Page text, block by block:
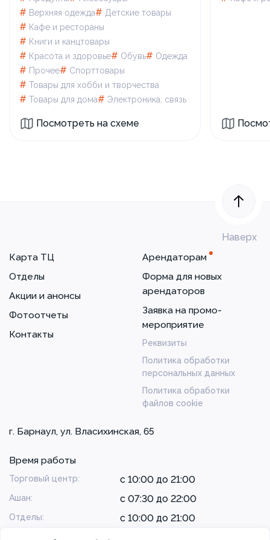
# Верхняя одежда# Детские товары
# Кафе и рестораны
# Книги и канцтовары
# Красота и здоровье# Обувь# Одежда
# Прочее# Спорттовары
# Товары для xобби и творчества
# Товары для дома# Электроника, связь
Посмотреть на схеме
Наверх
Карта ТЦ
Отделы
Акции и анонсы
Фотоотчеты
Контакты
Арендаторам
Форма для новых
арендаторов
Заявка на промо-
мероприятие
Реквизиты
Политика обработки
персональных данных
Политика обработки
файлов cookie
г. Барнаул, ул. Власихинская, 65
Время работы
Торговый центр: с 10:00 до 21:00
Ашан: с 07:30 до 22:00
Отделы: с 10:00 до 21:00